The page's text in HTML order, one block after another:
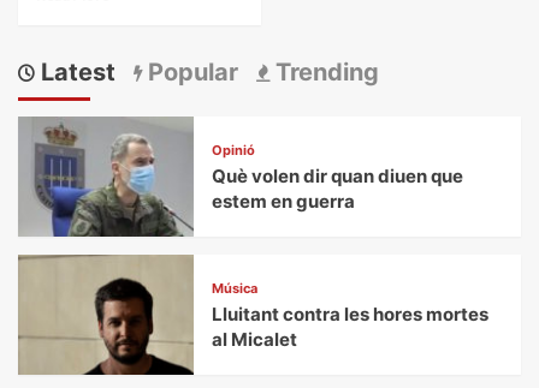
Latest Popular Trending
Opinió
Què volen dir quan diuen que
estem en guerra
Música
Lluitant contra les hores mortes
al Micalet